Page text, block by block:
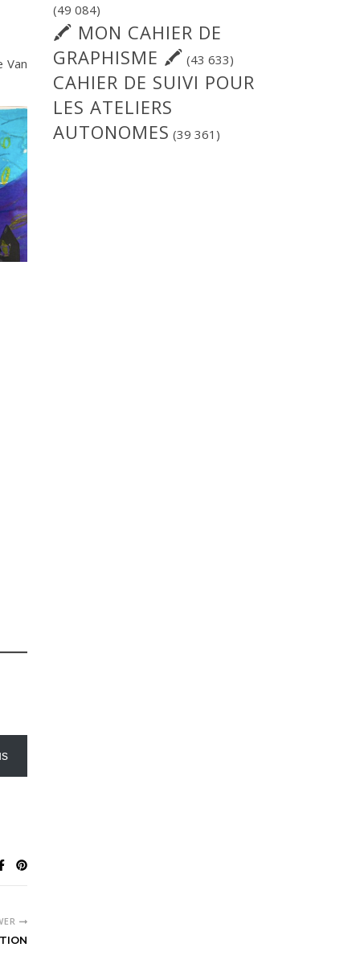
Van
(49 084)
🖍 MON CAHIER DE
GRAPHISME 🖍 (43 633)
CAHIER DE SUIVI POUR
LES ATELIERS
AUTONOMES (39 361)